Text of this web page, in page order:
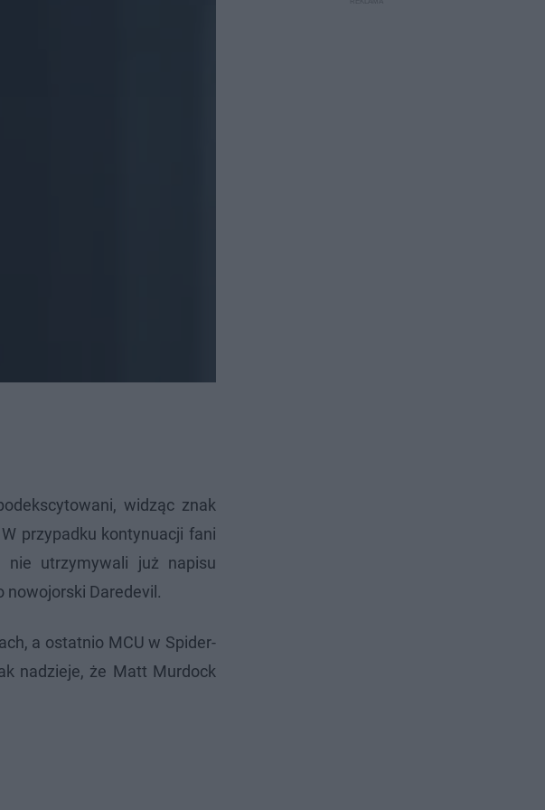
widząc znak
przypadku kontynuacji fani
utrzymywali już napisu
nowojorski Daredevil.
a ostatnio MCU w Spider-
nadzieje, że Matt Murdock